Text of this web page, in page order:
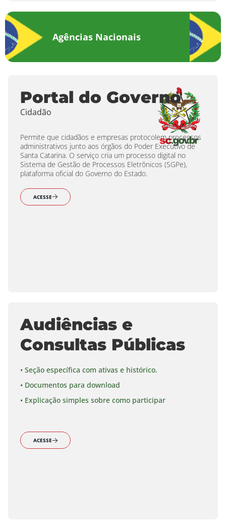
Agências Nacionais
Portal do Governo
Cidadão
Permite que cidadãos e empresas protocolem processos
administrativos junto aos órgãos do Poder Executivo de
Santa Catarina. O serviço cria um processo digital no
Sistema de Gestão de Processos Eletrônicos (SGPe),
plataforma oficial do Governo do Estado.
ACESSE
Audiências e
Consultas Públicas
• Seção específica com ativas e histórico.
• Documentos para download
• Explicação simples sobre como participar
ACESSE